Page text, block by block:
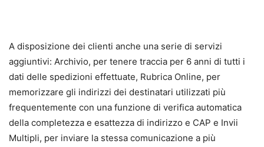
A disposizione dei clienti anche una serie di servizi
aggiuntivi: Archivio, per tenere traccia per 6 anni di tutti i
dati delle spedizioni effettuate, Rubrica Online, per
memorizzare gli indirizzi dei destinatari utilizzati più
frequentemente con una funzione di verifica automatica
della completezza e esattezza di indirizzo e CAP e Invii
Multipli, per inviare la stessa comunicazione a più